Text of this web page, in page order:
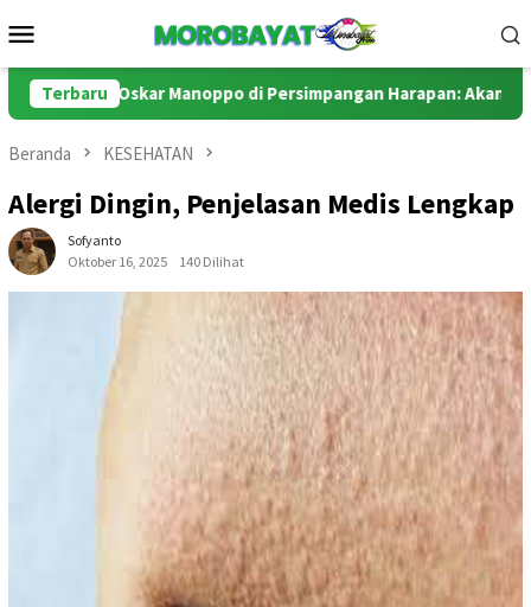
ke
Mobile
Terbaru
Oskar Manoppo di Persimpangan Harapan: Akankah Boltim
Beranda KESEHATAN
Alergi Dingin, Penjelasan Medis Lengkap
Sofyanto
Oktober 16, 2025
140 Dilihat